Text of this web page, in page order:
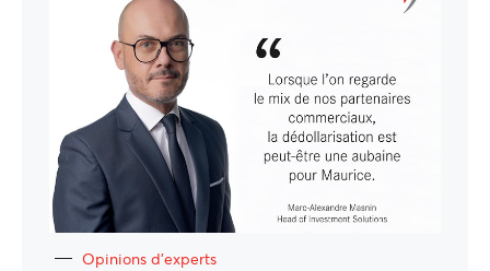
Opinions d'experts